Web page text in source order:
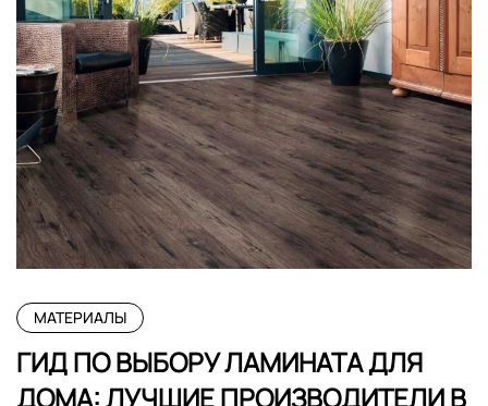
МАТЕРИАЛЫ
ГИД ПО ВЫБОРУ ЛАМИНАТА ДЛЯ
ДОМА: ЛУЧШИЕ ПРОИЗВОДИТЕЛИ В